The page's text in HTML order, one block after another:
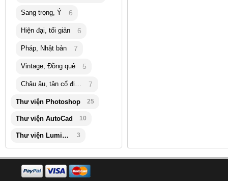
Sang trọng, Ý 6
Hiện đại, tối giản 6
Pháp, Nhật bản 7
Vintage, Đồng quê 5
Châu âu, tân cổ điển 7
Thư viện Photoshop 25
Thư viện AutoCad 10
Thư viện Lumion 3